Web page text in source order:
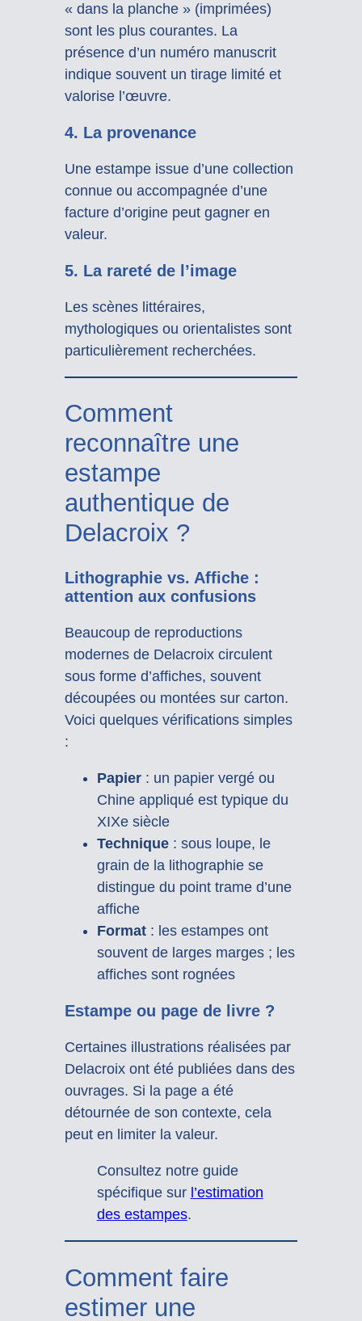
« dans la planche » (imprimées)
sont les plus courantes. La
présence d’un numéro manuscrit
indique souvent un tirage limité et
valorise l’œuvre.
4. La provenance
Une estampe issue d’une collection
connue ou accompagnée d’une
facture d’origine peut gagner en
valeur.
5. La rareté de l’image
Les scènes littéraires,
mythologiques ou orientalistes sont
particulièrement recherchées.
Comment
reconnaître une
estampe
authentique de
Delacroix ?
Lithographie vs. Affiche :
attention aux confusions
Beaucoup de reproductions
modernes de Delacroix circulent
sous forme d’affiches, souvent
découpées ou montées sur carton.
Voici quelques vérifications simples
:
Papier: un papier vergé ou
Chine appliqué est typique du
XIXe siècle
Technique: sous loupe, le
grain de la lithographie se
distingue du point trame d’une
affiche
Format: les estampes ont
souvent de larges marges ; les
affiches sont rognées
Estampe ou page de livre ?
Certaines illustrations réalisées par
Delacroix ont été publiées dans des
ouvrages. Si la page a été
détournée de son contexte, cela
peut en limiter la valeur.
Consultez notre guide
spécifique sur l’estimation
des estampes.
Comment faire
estimer une